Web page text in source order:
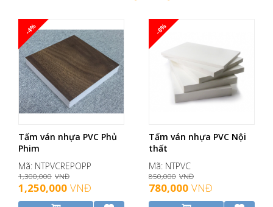
-4%
Tấm ván nhựa PVC Phủ
Phim
Mã: NTPVCREPOPP
1,300,000 VNĐ
1,250,000 VNĐ
-8%
Tấm ván nhựa PVC Nội
thất
Mã: NTPVC
850,000 VNĐ
780,000 VNĐ